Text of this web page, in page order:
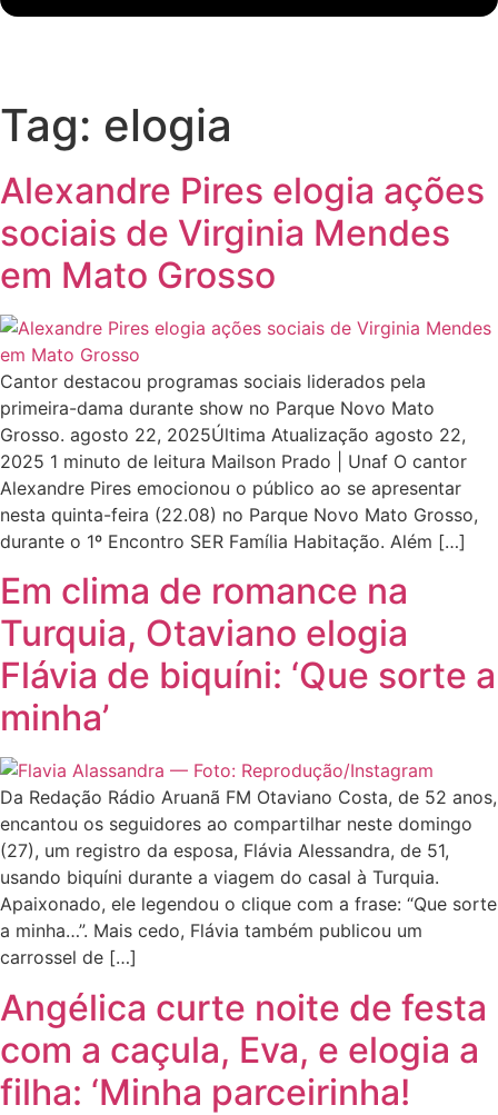
Tag: elogia
Alexandre Pires elogia ações
sociais de Virginia Mendes
em Mato Grosso
Cantor destacou programas sociais liderados pela
primeira-dama durante show no Parque Novo Mato
Grosso. agosto 22, 2025Última Atualização agosto 22,
2025 1 minuto de leitura Mailson Prado | Unaf O cantor
Alexandre Pires emocionou o público ao se apresentar
nesta quinta-feira (22.08) no Parque Novo Mato Grosso,
durante o 1º Encontro SER Família Habitação. Além […]
Em clima de romance na
Turquia, Otaviano elogia
Flávia de biquíni: ‘Que sorte a
minha’
Da Redação Rádio Aruanã FM Otaviano Costa, de 52 anos,
encantou os seguidores ao compartilhar neste domingo
(27), um registro da esposa, Flávia Alessandra, de 51,
usando biquíni durante a viagem do casal à Turquia.
Apaixonado, ele legendou o clique com a frase: “Que sorte
a minha…”. Mais cedo, Flávia também publicou um
carrossel de […]
Angélica curte noite de festa
com a caçula, Eva, e elogia a
filha: ‘Minha parceirinha!